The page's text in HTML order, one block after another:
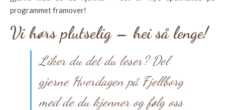
programmet framover!
Vi hørs plutselig – hei så lenge!
Liker du det du leser? Del
gjerne Hverdagen på Fjellborg
med de du kjenner og følg oss